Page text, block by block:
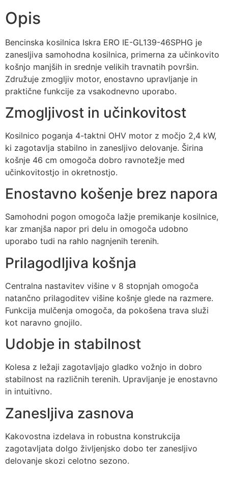
Opis
Bencinska kosilnica Iskra ERO IE-GL139-46SPHG je
zanesljiva samohodna kosilnica, primerna za učinkovito
košnjo manjših in srednje velikih travnatih površin.
Združuje zmogljiv motor, enostavno upravljanje in
praktične funkcije za vsakodnevno uporabo.
Zmogljivost in učinkovitost
Kosilnico poganja 4-taktni OHV motor z močjo 2,4 kW,
ki zagotavlja stabilno in zanesljivo delovanje. Širina
košnje 46 cm omogoča dobro ravnotežje med
učinkovitostjo in okretnostjo.
Enostavno košenje brez napora
Samohodni pogon omogoča lažje premikanje kosilnice,
kar zmanjša napor pri delu in omogoča udobno
uporabo tudi na rahlo nagnjenih terenih.
Prilagodljiva košnja
Centralna nastavitev višine v 8 stopnjah omogoča
natančno prilagoditev višine košnje glede na razmere.
Funkcija mulčenja omogoča, da pokošena trava služi
kot naravno gnojilo.
Udobje in stabilnost
Kolesa z ležaji zagotavljajo gladko vožnjo in dobro
stabilnost na različnih terenih. Upravljanje je enostavno
in intuitivno.
Zanesljiva zasnova
Kakovostna izdelava in robustna konstrukcija
zagotavljata dolgo življenjsko dobo ter zanesljivo
delovanje skozi celotno sezono.